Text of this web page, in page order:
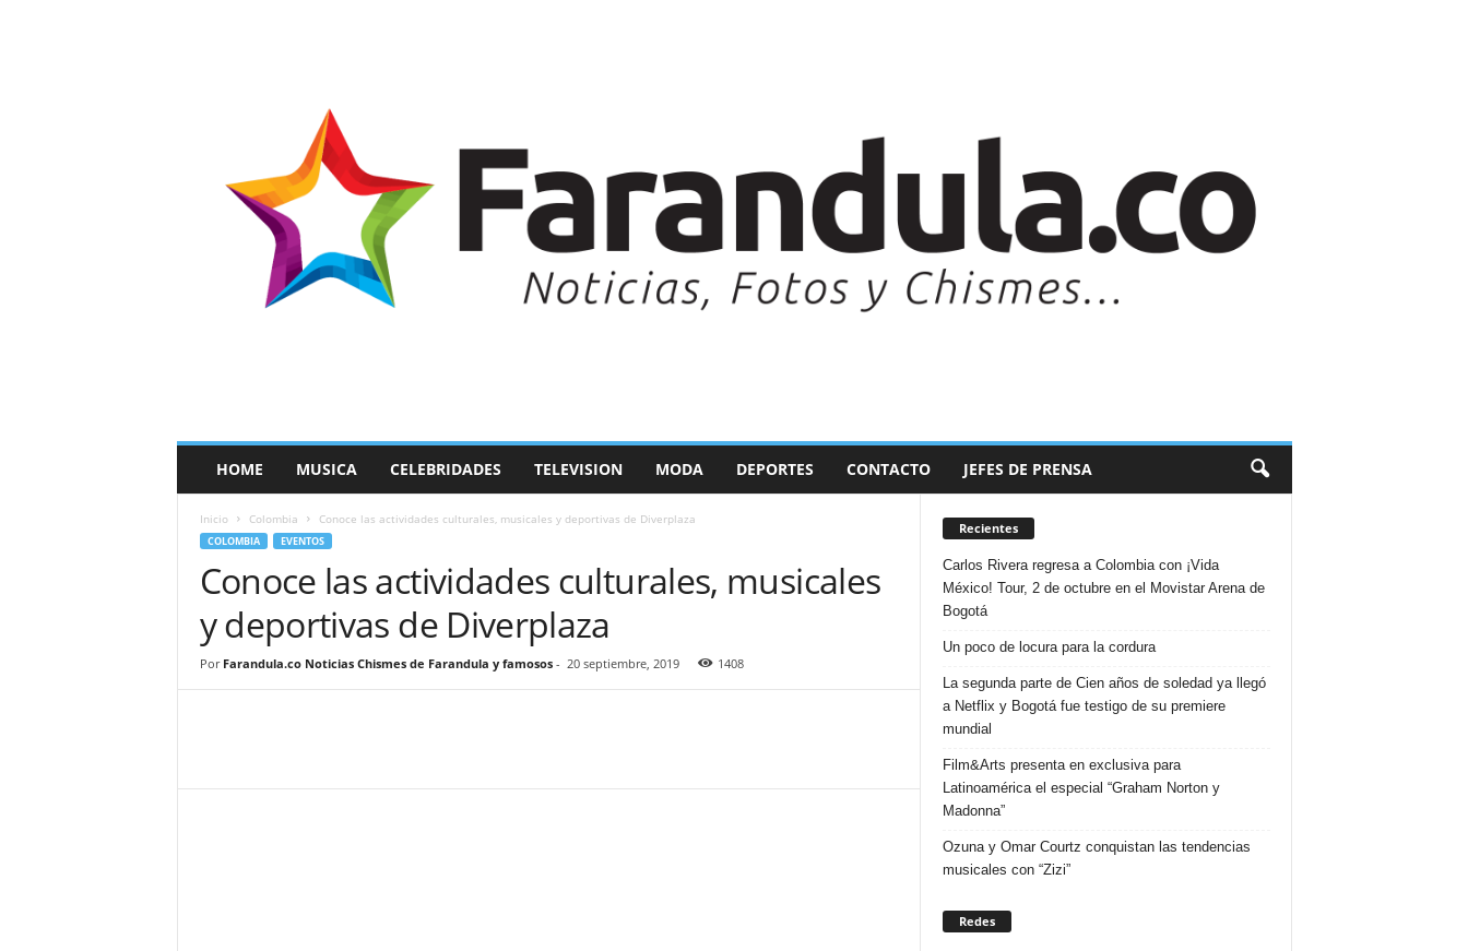
a
HOME MUSICA CELEBRIDADES TELEVISION MODA DEPORTES CONTACTO JEFES DE PRENSA
Inicio Colombia Conoce las actividades culturales, musicales y deportivas de Diverplaza
COLOMBIA EVENTOS
Conoce las actividades culturales, musicales
y deportivas de Diverplaza
Por Farandula.co Noticias Chismes de Farandula y famosos- 20 septiembre, 2019 1408
Recientes
Carlos Rivera regresa a Colombia con ¡Vida
México! Tour, 2 de octubre en el Movistar Arena de
Bogotá
Un poco de locura para la cordura
La segunda parte de Cien años de soledad ya llegó
a Netflix y Bogotá fue testigo de su premiere
mundial
Film&Arts presenta en exclusiva para
Latinoamérica el especial “Graham Norton y
Madonna”
Ozuna y Omar Courtz conquistan las tendencias
musicales con “Zizi”
Redes